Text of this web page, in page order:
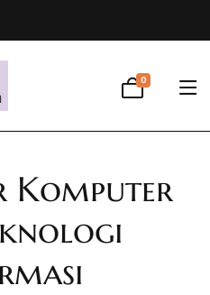
0
Komputer